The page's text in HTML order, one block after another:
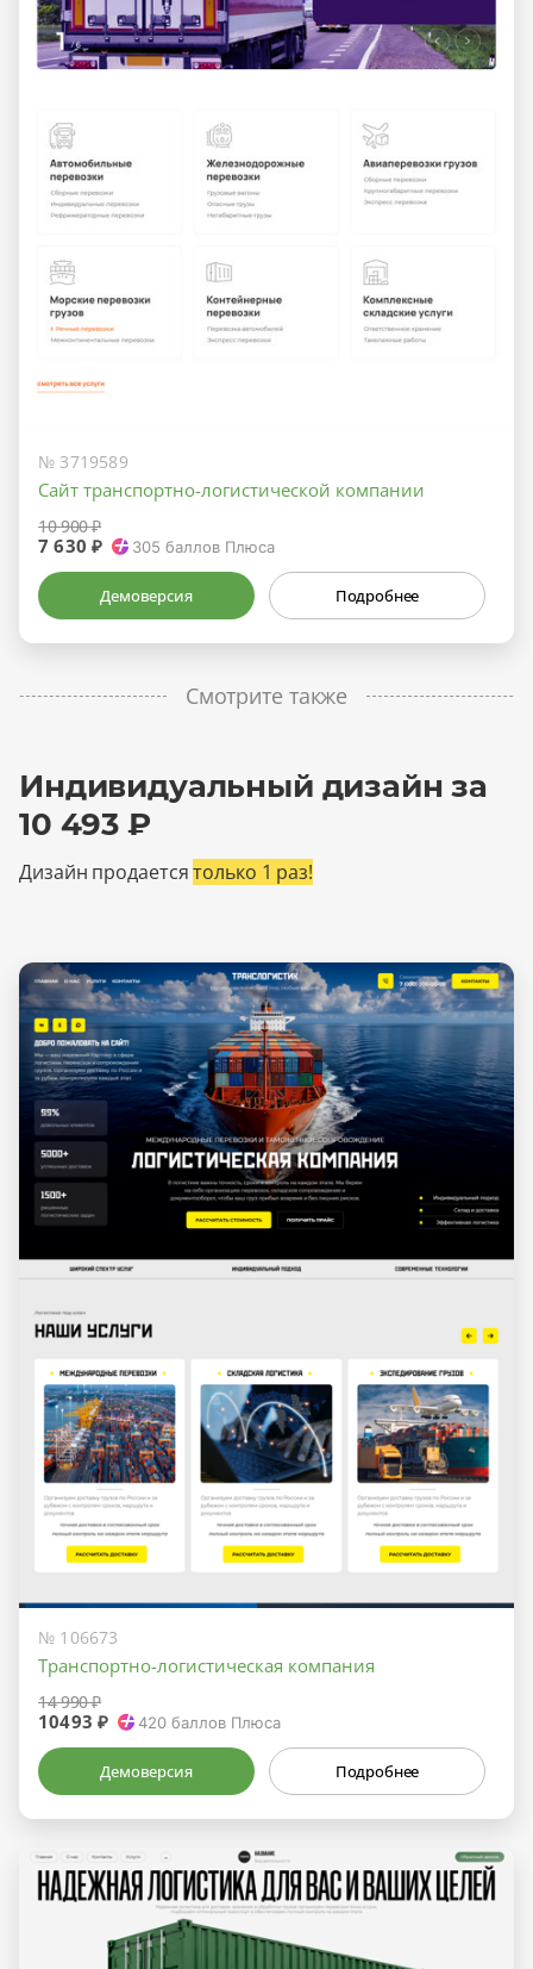
№ 3719589
Сайт транспортно-логистической компании
10 900 ₽
7 630 ₽ 305 баллов Плюса
Демоверсия Подробнее
Смотрите также
Индивидуальный дизайн за
10 493 ₽
Дизайн продаетсятолько 1 раз!
№ 106673
Транспортно-логистическая компания
14 990 ₽
10493 ₽ 420 баллов Плюса
Демоверсия Подробнее